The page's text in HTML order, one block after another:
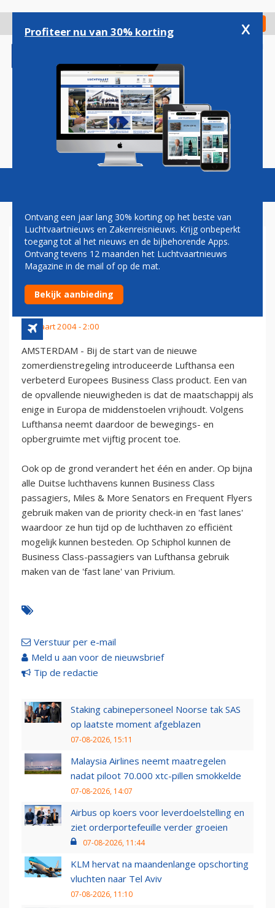
gaan
Check in
Magazine Podcasts Vacatures
LUFTHANSA HOUDT
MIDDENSTOELEN BUSINESS
CLASS VRIJ
29 maart 2004 - 2:00
AMSTERDAM - Bij de start van de nieuwe
zomerdienstregeling introduceerde Lufthansa een
verbeterd Europees Business Class product. Een van
de opvallende nieuwigheden is dat de maatschappij als
enige in Europa de middenstoelen vrijhoudt. Volgens
Lufthansa neemt daardoor de bewegings- en
opbergruimte met vijftig procent toe.
Ook op de grond verandert het één en ander. Op bijna
alle Duitse luchthavens kunnen Business Class
passagiers, Miles & More Senators en Frequent Flyers
gebruik maken van de priority check-in en 'fast lanes'
waardoor ze hun tijd op de luchthaven zo efficiënt
mogelijk kunnen besteden. Op Schiphol kunnen de
Business Class-passagiers van Lufthansa gebruik
maken van de 'fast lane' van Privium.
Verstuur per e-mail
Meld u aan voor de nieuwsbrief
Tip de redactie
Staking cabinepersoneel Noorse tak SAS
op laatste moment afgeblazen
07-08-2026, 15:11
Malaysia Airlines neemt maatregelen
nadat piloot 70.000 xtc-pillen smokkelde
07-08-2026, 14:07
Airbus op koers voor leverdoelstelling en
ziet orderportefeuille verder groeien
07-08-2026, 11:44
KLM hervat na maandenlange opschorting
vluchten naar Tel Aviv
07-08-2026, 11:10
Profiteer nu van 30% korting x
Ontvang een jaar lang 30% korting op het beste van
Luchtvaartnieuws en Zakenreisnieuws. Krijg onbeperkt
toegang tot al het nieuws en de bijbehorende Apps.
Ontvang tevens 12 maanden het Luchtvaartnieuws
Magazine in de mail of op de mat.
Bekijk aanbieding